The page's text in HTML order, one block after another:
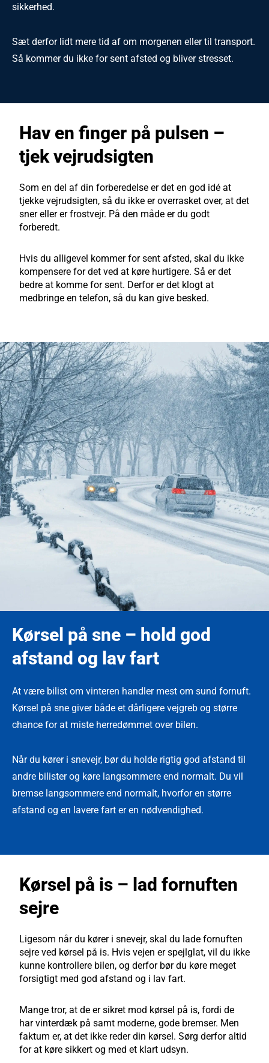
sikkerhed.
Sæt derfor lidt mere tid af om morgenen eller til transport.
Så kommer du ikke for sent afsted og bliver stresset.
Hav en finger på pulsen –
tjek vejrudsigten
Som en del af din forberedelse er det en god idé at
tjekke vejrudsigten, så du ikke er overrasket over, at det
sner eller er frostvejr. På den måde er du godt
forberedt.
Hvis du alligevel kommer for sent afsted, skal du ikke
kompensere for det ved at køre hurtigere. Så er det
bedre at komme for sent. Derfor er det klogt at
medbringe en telefon, så du kan give besked.
Kørsel på sne – hold god
afstand og lav fart
At være bilist om vinteren handler mest om sund fornuft.
Kørsel på sne giver både et dårligere vejgreb og større
chance for at miste herredømmet over bilen.
Når du kører i snevejr, bør du holde rigtig god afstand til
andre bilister og køre langsommere end normalt. Du vil
bremse langsommere end normalt, hvorfor en større
afstand og en lavere fart er en nødvendighed.
Kørsel på is – lad fornuften
sejre
Ligesom når du kører i snevejr, skal du lade fornuften
sejre ved kørsel på is. Hvis vejen er spejlglat, vil du ikke
kunne kontrollere bilen, og derfor bør du køre meget
forsigtigt med god afstand og i lav fart.
Mange tror, at de er sikret mod kørsel på is, fordi de
har vinterdæk på samt moderne, gode bremser. Men
faktum er, at det ikke reder din kørsel. Sørg derfor altid
for at køre sikkert og med et klart udsyn.